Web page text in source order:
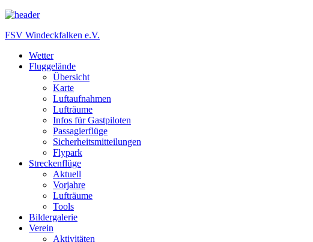
FSV Windeckfalken e.V.
Wetter
Fluggelände
Übersicht
Karte
Luftaufnahmen
Lufträume
Infos für Gastpiloten
Passagierflüge
Sicherheitsmitteilungen
Flypark
Streckenflüge
Aktuell
Vorjahre
Lufträume
Tools
Bildergalerie
Verein
Aktivitäten